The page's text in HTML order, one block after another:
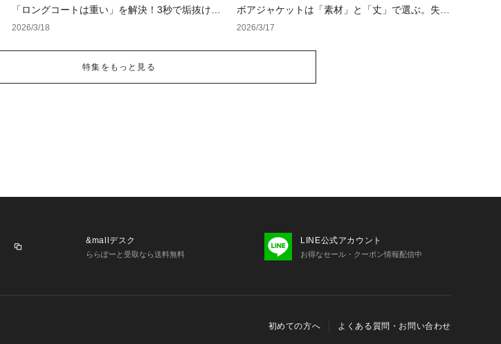
「ロングコートは重い」を解決！3秒で垢抜け
る、大人のための「軽やか見え」着こなし術
2026/3/18
ボアジャケットは「素材」と「丈」で選ぶ。失敗
しないサイズ選びと鉄板レイヤード術を徹底解説
2026/3/17
特集をもっと見る
&mallデスク
ららぽーと受取なら送料無料
LINE公式アカウント
お得なセール・クーポン情報配信中
初めての方へ よくある質問・お問い合わせ